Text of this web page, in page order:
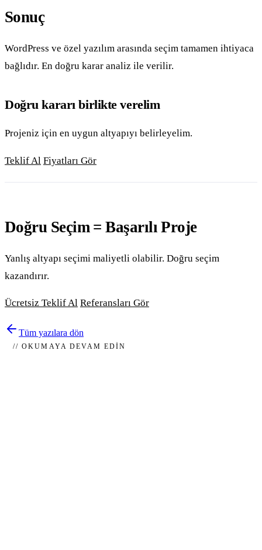
Sonuç
WordPress ve özel yazılım arasında seçim tamamen ihtiyaca
bağlıdır. En doğru karar analiz ile verilir.
Doğru kararı birlikte verelim
Projeniz için en uygun altyapıyı belirleyelim.
Teklif Al Fiyatları Gör
Doğru Seçim = Başarılı Proje
Yanlış altyapı seçimi maliyetli olabilir. Doğru seçim
kazandırır.
Ücretsiz Teklif Al Referansları Gör
Tüm yazılara dön
// OKUMAYA DEVAM EDIN